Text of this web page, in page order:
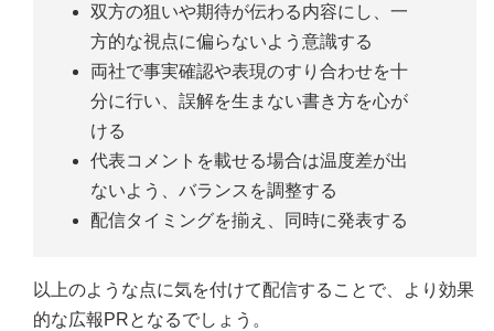
双方の狙いや期待が伝わる内容にし、一
方的な視点に偏らないよう意識する
両社で事実確認や表現のすり合わせを十
分に行い、誤解を生まない書き方を心が
ける
代表コメントを載せる場合は温度差が出
ないよう、バランスを調整する
配信タイミングを揃え、同時に発表する
以上のような点に気を付けて配信することで、より効果
的な広報PRとなるでしょう。